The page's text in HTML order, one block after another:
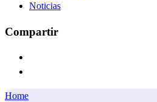
Noticias
Compartir
Home